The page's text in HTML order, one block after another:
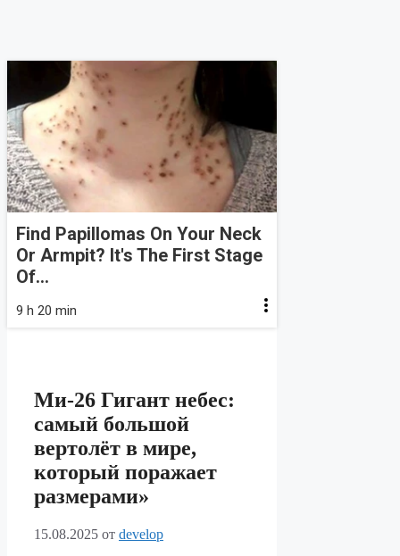
Find Papillomas On Your Neck
Or Armpit? It's The First Stage
Of...
9 h 20 min
Ми-26 Гигант небес:
самый большой
вертолёт в мире,
который поражает
размерами»
15.08.2025 от develop